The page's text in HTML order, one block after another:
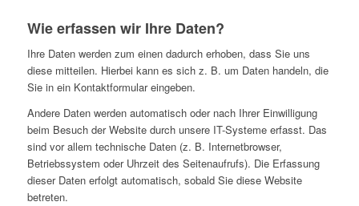
Wie erfassen wir Ihre Daten?
Ihre Daten werden zum einen dadurch erhoben, dass Sie uns
diese mitteilen. Hierbei kann es sich z. B. um Daten handeln, die
Sie in ein Kontaktformular eingeben.
Andere Daten werden automatisch oder nach Ihrer Einwilligung
beim Besuch der Website durch unsere IT-Systeme erfasst. Das
sind vor allem technische Daten (z. B. Internetbrowser,
Betriebssystem oder Uhrzeit des Seitenaufrufs). Die Erfassung
dieser Daten erfolgt automatisch, sobald Sie diese Website
betreten.